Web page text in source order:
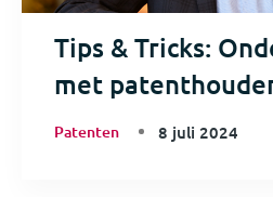
Tips & Tricks:
met
Patenten 8 juli 2024